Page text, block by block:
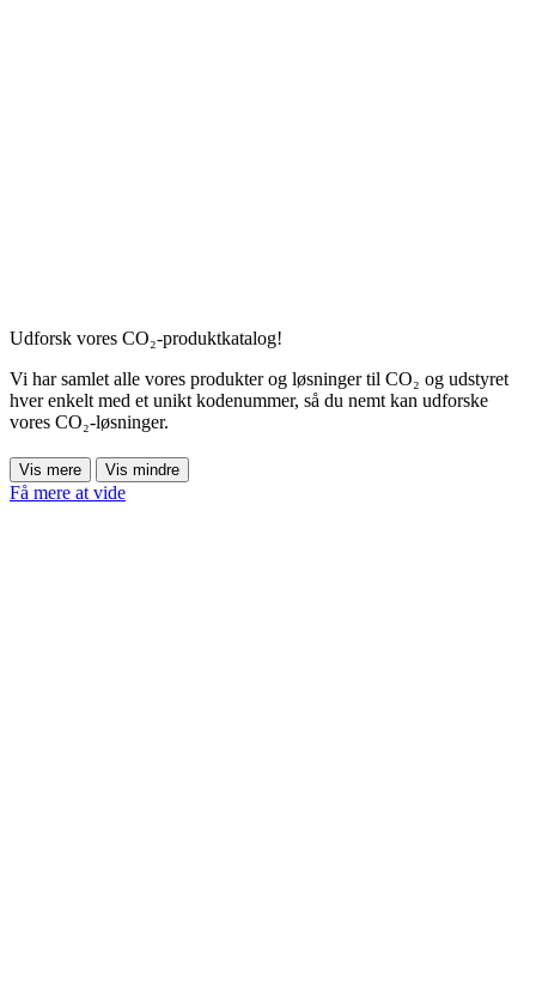
Udforsk vores CO₂-produktkatalog!
Vi har samlet alle vores produkter og løsninger til CO₂ og udstyret
hver enkelt med et unikt kodenummer, så du nemt kan udforske
vores CO₂-løsninger.
Vis mere Vis mindre
Få mere at vide